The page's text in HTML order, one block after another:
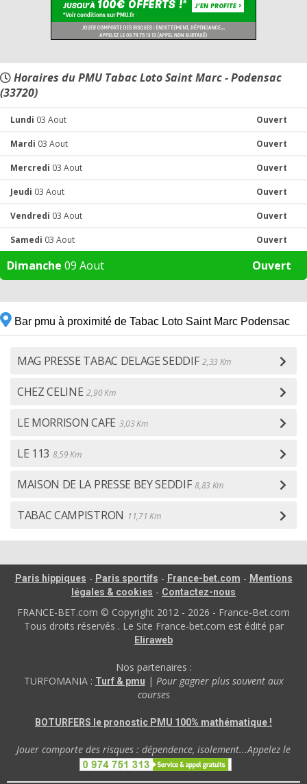
Horaires du PMU Tabac Loto Saint Marc - Podensac
(33720)
Lundi 03 Aout Ouvert
Mardi 03 Aout Ouvert
Mercredi 03 Aout Ouvert
Jeudi 03 Aout Ouvert
Vendredi 03 Aout Ouvert
Samedi 03 Aout Ouvert
Dimanche 09 Aout Ouvert
Bar pmu à proximité de Tabac Loto Saint Marc Podensac
MAG PRESSE TABAC DELAGE SEDDIF 2,33 Km
CHEZ CELINE 2,90 Km
LE MORRISON CAFE 3,03 Km
LE 113 8,59 Km
MAISON DE LA PRESSE BEY SEDDIF 8,83 Km
TABAC CAMPISTRON 11,71 Km
Paris hippiques - Paris sportifs - France-bet.com - Mentions
légales & cookies - Contactez-nous
FRANCE-BET.com © Copyright 2012 - 2026 - France-Bet.com
Tous droits réservés . Le Site France-bet.com est édité par
Eliraweb
Nos partenaires :
TURFOMANIA : Turf & pmu | Pour gagner plus souvent aux
courses
BOTURFERS le pronostic PMU 100% mathématique !
Jouer comporte des risques : dépendence, isolement...Appelez le